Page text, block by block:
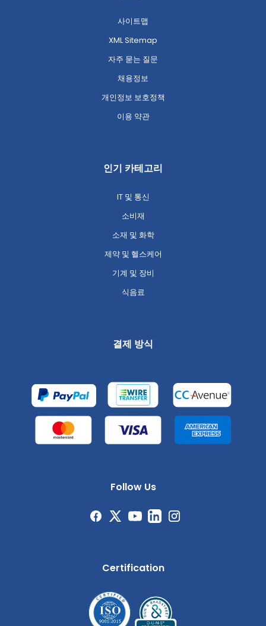
사이트맵
XML Sitemap
자주 묻는 질문
채용정보
개인정보 보호정책
이용 약관
인기 카테고리
IT 및 통신
소비재
소재 및 화학
제약 및 헬스케어
기계 및 장비
식음료
결제 방식
Follow Us
Certification